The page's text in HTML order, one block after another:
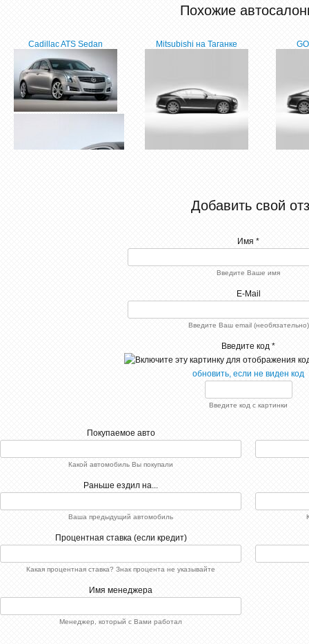
Похожие
Cadillac ATS Sedan
больше двух лет езжу.
test
155
РЅРµС‚
РєРѕРјРјРµРЅС‚Р°СЂРёРµРІ
Пт.08.2015
0
РєРѕРјРјРµРЅС‚Р°СЂРёРё
[xfgiven_xfield]
[xfvalue_xfield]
[xfnotgiven_xfield]Р”РѕРїРїРѕР»Рµ
Mitsubishi на Таганке
Добавить свой
Имя *
Введите Ваше имя
E-Mail
Введите Ваш email (необязательно)
Введите код *
обновить, если не виден код
Введите код с картинки
Покупаемое авто
Какой автомобиль Вы покупали
Раньше ездил на...
Ваша предыдущий автомобиль
Процентная ставка (если кредит)
Какая процентная ставка? Знак процента не указывайте
Имя менеджера
Менеджер, который с Вами работал